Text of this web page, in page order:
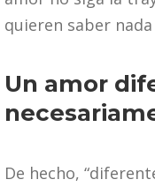
quieren saber nada
Un amor
De hecho,